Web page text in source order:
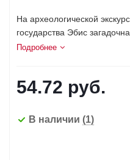
На археологической
государства Эбис
Подробнее
54.72 руб.
В наличии (1)